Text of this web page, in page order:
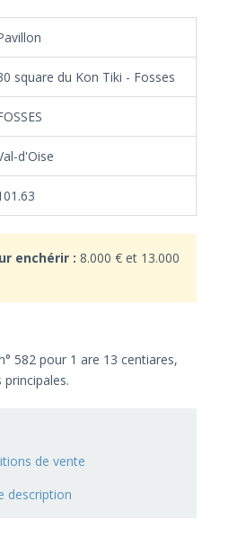
square du Kon Tiki - Fosses
d'Oise
enchérir : 8.000 € et 13.000
582 pour 1 are 13 centiares,
de vente
description